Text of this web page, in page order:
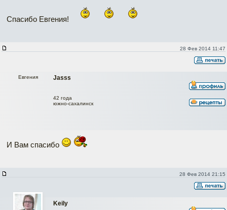
Спасибо Евгения!
28 Фев 2014 11:47
Jasss
Евгения
42 года
южно-сахалинск
И Вам спасибо
28 Фев 2014 21:15
Keily